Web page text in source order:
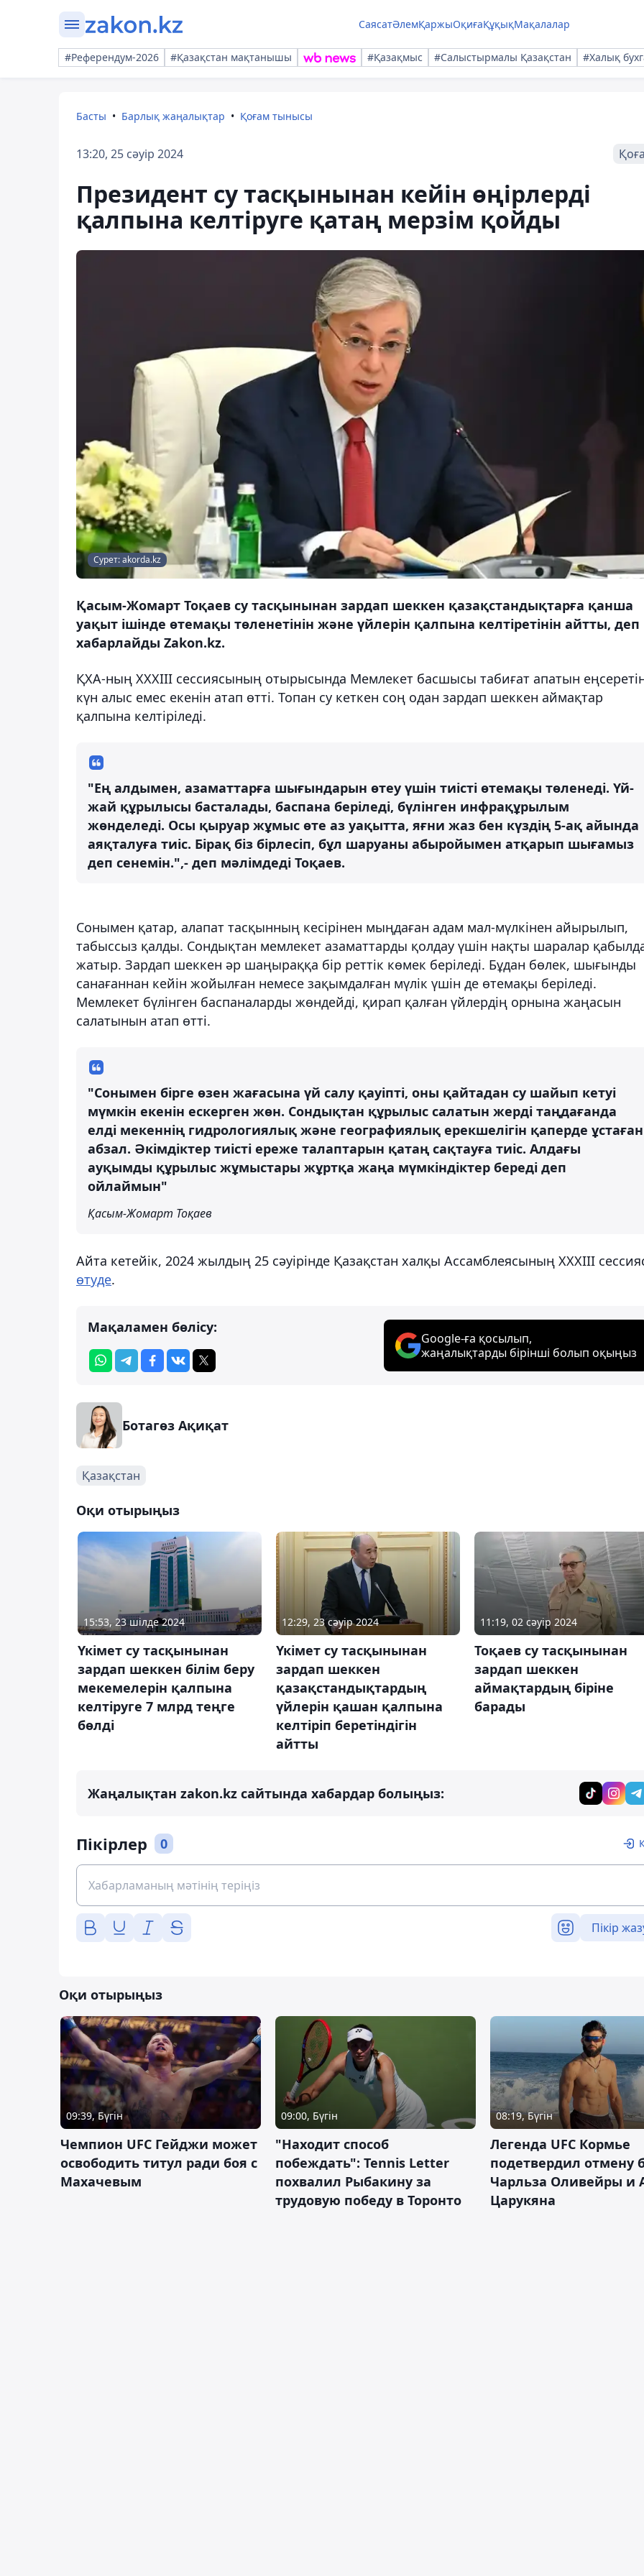
СаясатӘлемҚаржыОқиғаҚұқықМақалалар
#Референдум-2026 #Қазақстан мақтанышы #Қазақмыс #Салыстырмалы Қазақстан #Халық
Басты Барлық жаңалықтар Қоғам тынысы
13:20, 25 сәуір 2024
Президент су тасқынынан кейін өңірлерді
қалпына келтіруге қатаң мерзім қойды
Сурет: akorda.kz
Қасым-Жомарт Тоқаев су тасқынынан зардап шеккен қазақстандықтарға қанша
уақыт ішінде өтемақы төленетінін және үйлерін қалпына келтіретінін айтты, деп
хабарлайды Zakon.kz.
ҚХА-ның XXXIII сессиясының отырысында Мемлекет басшысы табиғат апатын
күн алыс емес екенін атап өтті. Топан су кеткен соң одан зардап шеккен аймақтар
қалпына келтіріледі.
"Ең алдымен, азаматтарға шығындарын өтеу үшін тиісті өтемақы төленеді. Үй-
жай құрылысы басталады, баспана беріледі, бүлінген инфрақұрылым
жөнделеді. Осы қыруар жұмыс өте аз уақытта, яғни жаз бен күздің 5-ақ айында
аяқталуға тиіс. Бірақ біз бірлесіп, бұл шаруаны абыройымен атқарып шығамыз
деп сенемін.",- деп мәлімдеді Тоқаев.
Сонымен қатар, алапат тасқынның кесірінен мыңдаған адам мал-мүлкінен айырылып,
табыссыз қалды. Сондықтан мемлекет азаматтарды қолдау үшін нақты шаралар
жатыр. Зардап шеккен әр шаңыраққа бір реттік көмек беріледі. Бұдан бөлек, шығынды
санағаннан кейін жойылған немесе зақымдалған мүлік үшін де өтемақы беріледі.
Мемлекет бүлінген баспаналарды жөндейді, қирап қалған үйлердің орнына жаңасын
салатынын атап өтті.
"Сонымен бірге өзен жағасына үй салу қауіпті, оны қайтадан су шайып кетуі
мүмкін екенін ескерген жөн. Сондықтан құрылыс салатын жерді таңдағанда
елді мекеннің гидрологиялық және географиялық ерекшелігін қаперде ұстаған
абзал. Әкімдіктер тиісті ереже талаптарын қатаң сақтауға тиіс. Алдағы
ауқымды құрылыс жұмыстары жұртқа жаңа мүмкіндіктер береді деп
ойлаймын"
Қасым-Жомарт Тоқаев
Айта кетейік, 2024 жылдың 25 сәуірінде Қазақстан халқы Ассамблеясының ХХХІІІ
өтуде.
Мақаламен бөлісу:
Google-ға қосылып,
жаңалықтарды бірінші болып оқыңыз
Ботагөз Ақиқат
Қазақстан
Оқи отырыңыз
15:53, 23 шілде 2024
Үкімет су тасқынынан
зардап шеккен білім беру
мекемелерін қалпына
келтіруге 7 млрд теңге
бөлді
12:29, 23 сәуір 2024
Үкімет су тасқынынан
зардап шеккен
қазақстандықтардың
үйлерін қашан қалпына
келтіріп беретіндігін
айтты
11:19, 02 сәуір 2024
Тоқаев су тасқынынан
зардап шеккен
аймақтардың біріне
барады
Жаңалықтан zakon.kz сайтында хабардар болыңыз:
Пікірлер 0
Пікір
Оқи отырыңыз
09:39, Бүгін
Чемпион UFC Гейджи может
освободить титул ради боя с
Махачевым
09:00, Бүгін
"Находит способ
побеждать": Tennis Letter
похвалил Рыбакину за
трудовую победу в Торонто
08:19, Бүгін
Легенда UFC Кормье
подетвердил отмену
Чарльза Оливейры и
Царукяна